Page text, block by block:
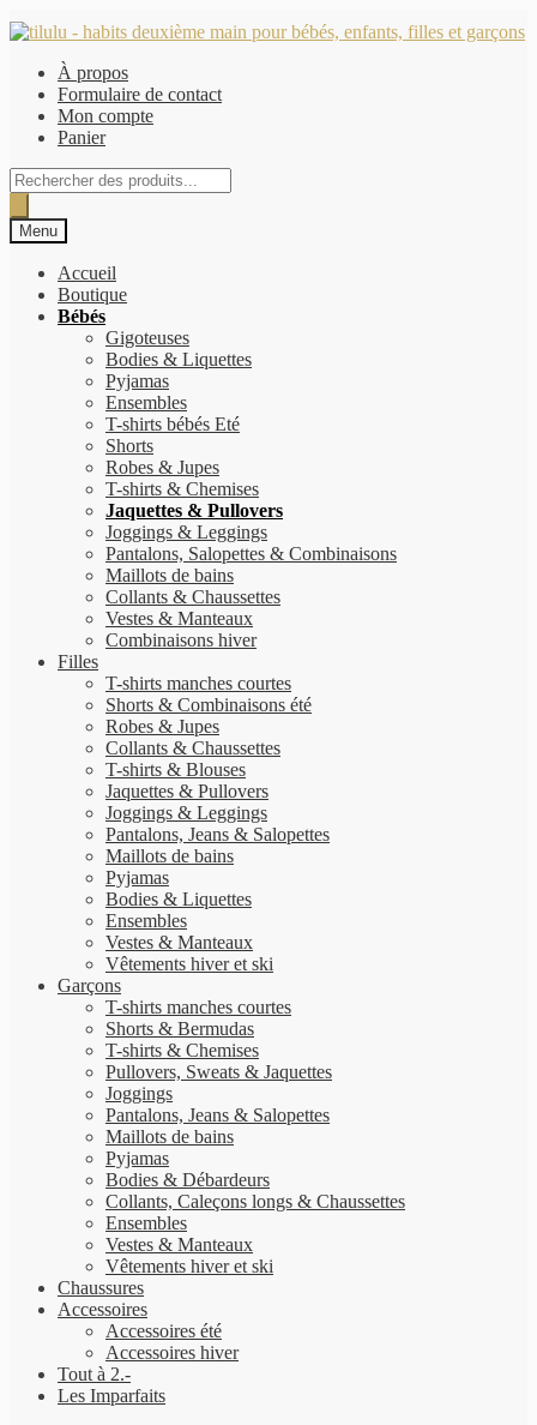
Aller
navigation
Aller
contenuÀ propos
Formulaire de contact
Mon compte
Panier
Recherche
de
produits
Menu
Accueil
Boutique
Bébés
Gigoteuses
Bodies & Liquettes
Pyjamas
Ensembles
T-shirts bébés Eté
Shorts
Robes & Jupes
T-shirts & Chemises
Jaquettes & Pullovers
Joggings & Leggings
Pantalons, Salopettes & Combinaisons
Maillots de bains
Collants & Chaussettes
Vestes & Manteaux
Combinaisons hiver
Filles
T-shirts manches courtes
Shorts & Combinaisons été
Robes & Jupes
Collants & Chaussettes
T-shirts & Blouses
Jaquettes & Pullovers
Joggings & Leggings
Pantalons, Jeans & Salopettes
Maillots de bains
Pyjamas
Bodies & Liquettes
Ensembles
Vestes & Manteaux
Vêtements hiver et ski
Garçons
T-shirts manches courtes
Shorts & Bermudas
T-shirts & Chemises
Pullovers, Sweats & Jaquettes
Joggings
Pantalons, Jeans & Salopettes
Maillots de bains
Pyjamas
Bodies & Débardeurs
Collants, Caleçons longs & Chaussettes
Ensembles
Vestes & Manteaux
Vêtements hiver et ski
Chaussures
Accessoires
Accessoires été
Accessoires hiver
Tout à 2.-
Les Imparfaits